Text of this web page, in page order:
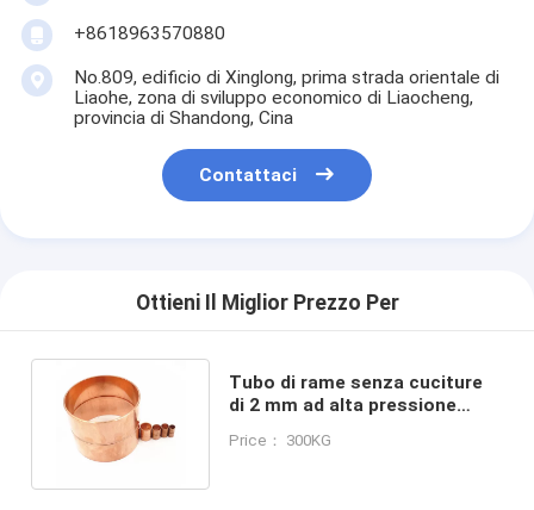
+8618963570880
No.809, edificio di Xinglong, prima strada orientale di
Liaohe, zona di sviluppo economico di Liaocheng,
provincia di Shandong, Cina
Contattaci
Ottieni Il Miglior Prezzo Per
Tubo di rame senza cuciture
di 2 mm ad alta pressione
Price： 300KG